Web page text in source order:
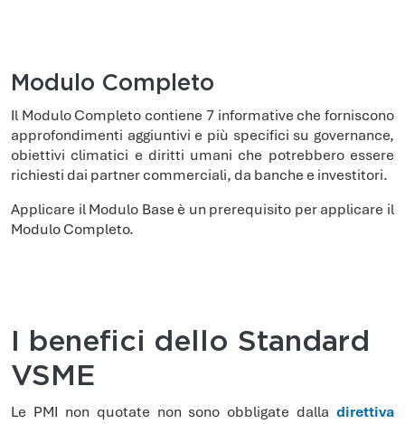
Modulo Completo
Il Modulo Completo contiene 7 informative che forniscono
approfondimenti aggiuntivi e più specifici su governance,
obiettivi climatici e diritti umani che potrebbero essere
richiesti dai partner commerciali, da banche e investitori.
Applicare il Modulo Base è un prerequisito per applicare il
Modulo Completo.
I benefici dello Standard
VSME
Le PMI non quotate non sono obbligate dalla direttiva